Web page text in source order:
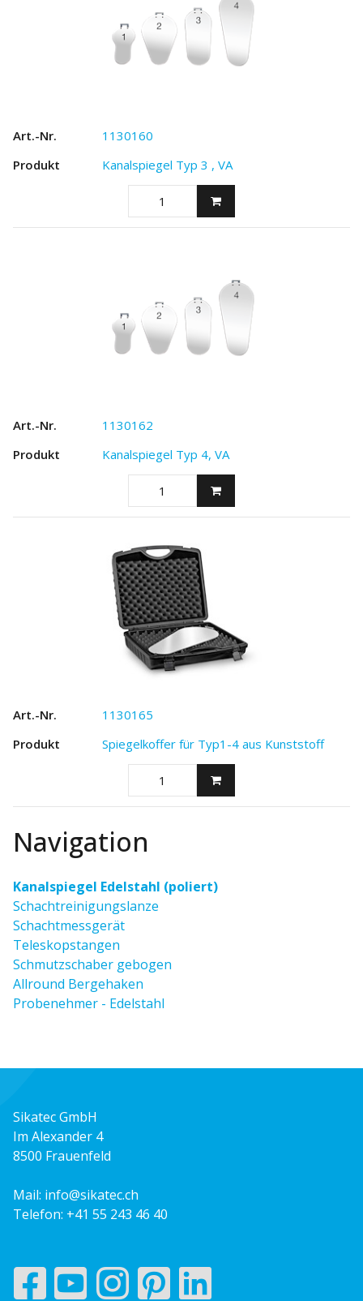
Navigation
Kanalspiegel Edelstahl (poliert)
Schachtreinigungslanze
Schachtmessgerät
Teleskopstangen
Schmutzschaber gebogen
Allround Bergehaken
Probenehmer - Edelstahl
1130160
Kanalspiegel Typ 3 , VA
1130162
Kanalspiegel Typ 4, VA
1130165
Spiegelkoffer für Typ1-4 aus Kunststoff
Sikatec GmbH
Im Alexander 4
8500 Frauenfeld
Mail: info@sikatec.ch
Telefon: +41 55 243 46 40